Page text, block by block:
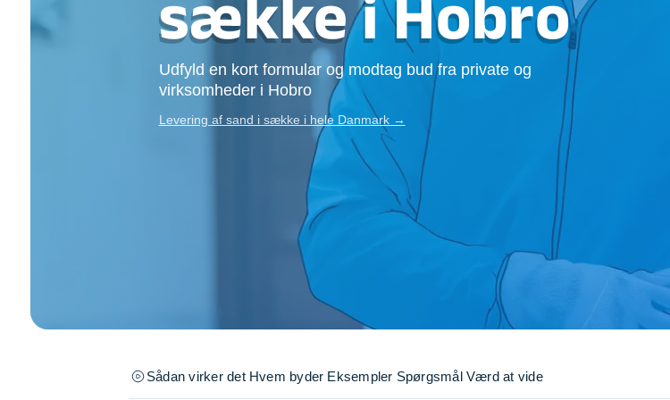
Opsætning af skillevæg
Rengøring
Tømrer
Træfældning
TV installation og opsætning
Underholdning
Vinduespudsning
Se alle...
sække i Hobro
Udfyld en kort formular og modtag bud fra private og
virksomheder i Hobro
Levering af sand i sække i hele Danmark →
Sådan virker det Hvem byder Eksempler Spørgsmål Værd at vide